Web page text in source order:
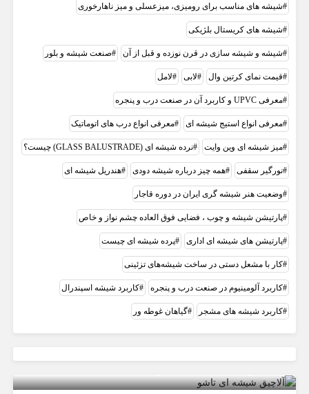
شیشه های مناسب برای رومیزی، میزعسلی و میز ناهارخوری
شیشه های کریستال بلژیکی
شیشه و شیشه سازی در قرن نوزده و قبل از آن صنعت شیشه و بلور
قیمت نمای کرتین وال لابی لامل
معرفی UPVC و کاربرد آن در صنعت درب و پنجره
معرفی انواع استیج شیشه ای معرفی انواع درب های اتوماتیک
میز شیشه ای وین وایت نرده شیشه ای (GLASS BALUSTRADE) چیست؟
نورگیر سقفی همه چیز درباره شیشه دودی هندریل شیشه‌ ای
وضعيت هنر شيشه گری ايران در دوره قاجار
پارتیشن شیشه و چوب ، فضایی فوق العاده چشم نواز و خاص
پارتیشن های شیشه ای اداری پرده شیشه ای چيست
کار با مشعل دستی در ساخت شیشه‌های تزئینی
کاربرد آلومینیوم در صنعت درب و پنجره کاربرد شيشه اسپندرال
کاربرد شیشه های مشجر گیاهان غوطه ور